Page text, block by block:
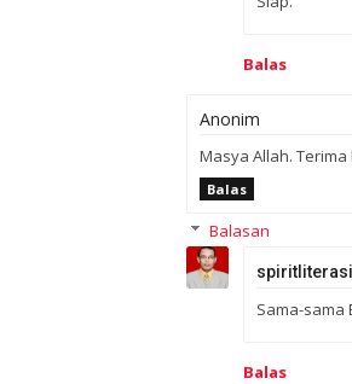
Balas
Anonim
Masya Allah.
Balas
Balasan
Sama-sama
Balas